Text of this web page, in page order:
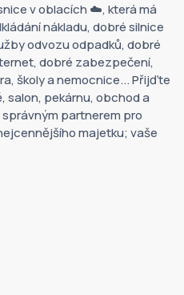
v oblacích ☁️, která má
nákladu, dobré silnice
odvozu odpadků, dobré
dobré zabezpečení,
školy a nemocnice... Přijďte
salon, pekárnu, obchod a
partnerem pro
majetku; vaše